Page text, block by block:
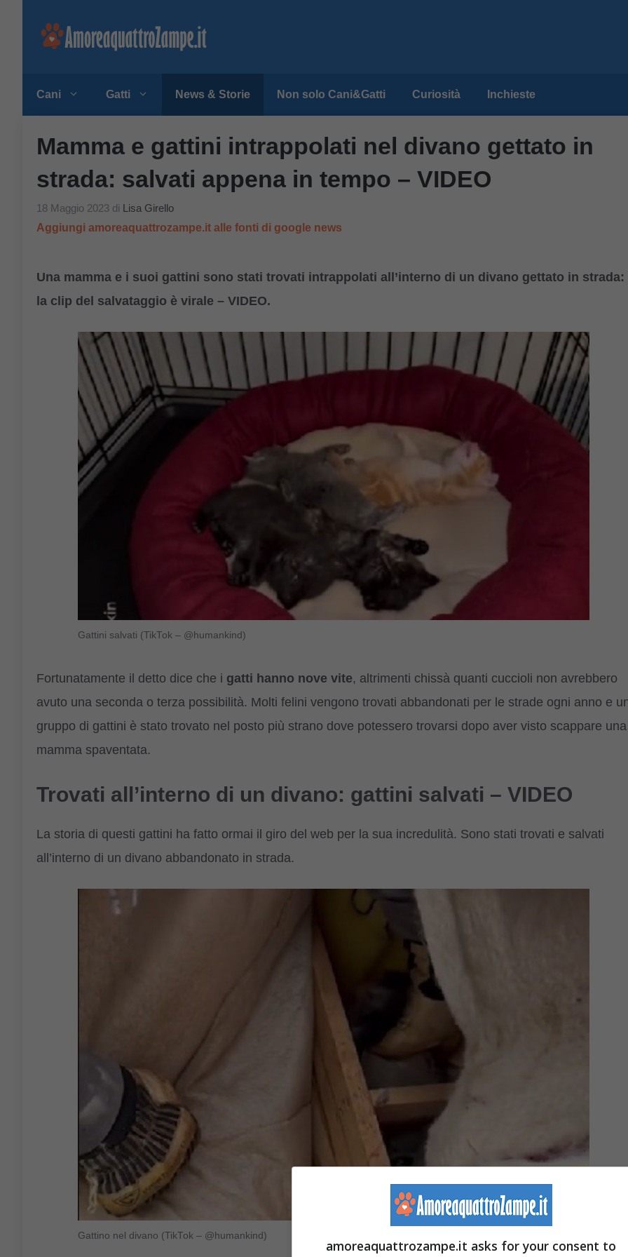
Cani Gatti News & Storie Non solo Cani&Gatti Curiosità Inchieste
Mamma e gattini intrappolati nel divano gettato in
strada: salvati appena in tempo – VIDEO
18 Maggio 2023 di Lisa Girello
Aggiungi amoreaquattrozampe.it alle fonti di google news
Una mamma e i suoi gattini sono stati trovati intrappolati all’interno di un divano gettato in strada:
la clip del salvataggio è virale – VIDEO.
Gattini salvati (TikTok – @humankind)
Fortunatamente il detto dice che i gatti hanno nove vite, altrimenti chissà quanti cuccioli non avrebbero
avuto una seconda o terza possibilità. Molti felini vengono trovati abbandonati per le strade ogni anno e
gruppo di gattini è stato trovato nel posto più strano dove potessero trovarsi dopo aver visto scappare una
mamma spaventata.
Trovati all’interno di un divano: gattini salvati – VIDEO
La storia di questi gattini ha fatto ormai il giro del web per la sua incredulità. Sono stati trovati e salvati
all’interno di un divano abbandonato in strada.
Gattino nel divano (TikTok – @humankind)
amoreaquattrozampe.it asks for your consent to